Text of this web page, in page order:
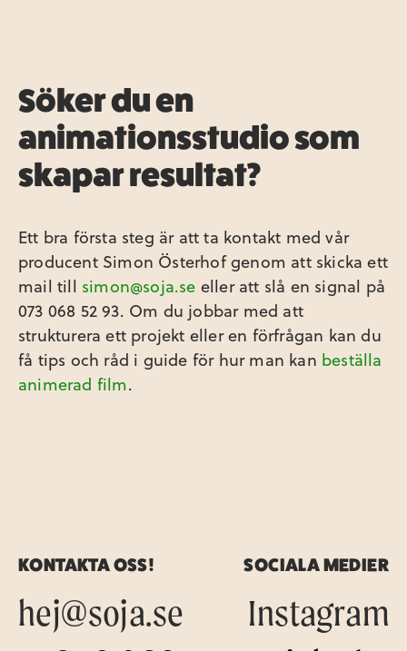
Söker du en
animationsstudio som
skapar resultat?
Ett bra första steg är att ta kontakt med vår
producent Simon Österhof genom att skicka ett
mail till simon@soja.se eller att slå en signal på
073 068 52 93. Om du jobbar med att
strukturera ett projekt eller en förfrågan kan du
få tips och råd i guide för hur man kan beställa
animerad film.
KONTAKTA OSS!
hej@soja.se
SOCIALA MEDIER
Instagram